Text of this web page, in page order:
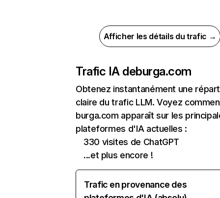
Afficher les détails du trafic →
Trafic IA deburga.com
Obtenez instantanément une
claire du trafic LLM. Voyez
burga.com apparaît sur les
plateformes d'IA actuelles :
330 visites de ChatGPT
...et plus encore !
Trafic en provenance des